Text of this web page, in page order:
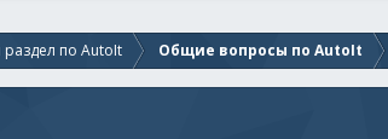
по AutoIt Общие вопросы по AutoIt